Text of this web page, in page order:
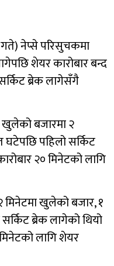
नेप्से परिसुचकमा
शेयर कारोबार बन्द
ब्रेक लागेसँगै
खुलेको बजारमा २
पहिलो सर्किट
२० मिनेटको लागि
मिनेटमा खुलेको बजार, १
ब्रेक लागेको थियो
लागि शेयर